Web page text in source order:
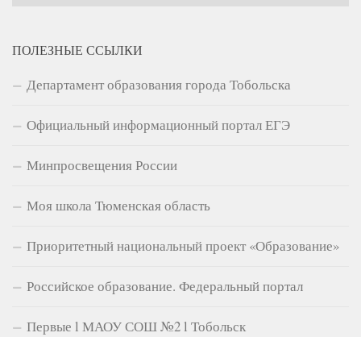
ПОЛЕЗНЫЕ ССЫЛКИ
Департамент образования города Тобольска
Официальный информационный портал ЕГЭ
Минпросвещения России
Моя школа Тюменская область
Приоритетный национальный проект «Образование»
Российское образование. Федеральный портал
Первые l МАОУ СОШ №2 l Тобольск